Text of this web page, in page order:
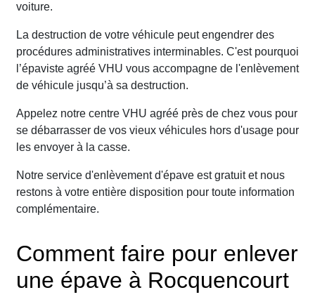
voiture.
La destruction de votre véhicule peut engendrer des
procédures administratives interminables. C'est pourquoi
l’épaviste agréé VHU vous accompagne de l'enlèvement
de véhicule jusqu’à sa destruction.
Appelez notre centre VHU agréé près de chez vous pour
se débarrasser de vos vieux véhicules hors d'usage pour
les envoyer à la casse.
Notre service d'enlèvement d'épave est gratuit et nous
restons à votre entière disposition pour toute information
complémentaire.
Comment faire pour enlever
une épave à Rocquencourt